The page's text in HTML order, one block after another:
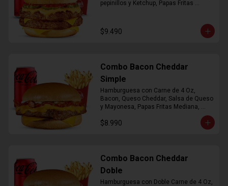
pepinillos y Ketchup, Papas Fritas
$9.490
Combo Bacon Cheddar
Simple
Hamburguesa con Carne de 4 Oz,
Bacon, Queso Cheddar, Salsa de Queso
y Mayonesa, Papas Fritas Mediana,
$8.990
Combo Bacon Cheddar
Doble
Hamburguesa con Doble Carne de 4 Oz,